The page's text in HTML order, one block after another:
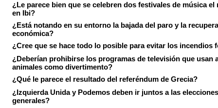
¿Le parece bien que se celebren dos festivales de música el
en Ibi?
¿Está notando en su entorno la bajada del paro y la
económica?
¿Cree que se hace todo lo posible para evitar los incendios
¿Deberían prohibirse los programas de televisión que usan
animales como divertimento?
¿Qué le parece el resultado del referéndum de Grecia?
¿Izquierda Unida y Podemos deben ir juntos a las elecciones
generales?